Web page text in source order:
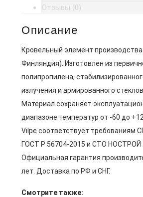
Отзывы (0)
Описание
Кровельный элемент производства
Финляндия). Изготовлен из
полипропилена,
излучения и армированного
Материал сохраняет
диапазоне температур от -60 до
Vilpe соответствует требованиям
ГОСТ Р 56704-2015 и СТО НОСТРОЙ
Официальная гарантия
лет. Доставка по РФ и СНГ.
Смотрите также: